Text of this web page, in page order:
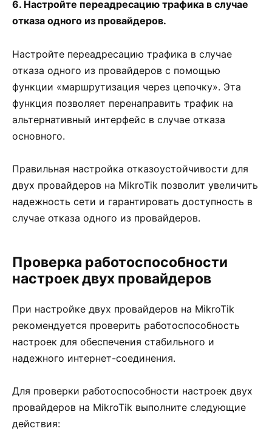
6. Настройте переадресацию трафика в случае
отказа одного из провайдеров.
Настройте переадресацию трафика в случае
отказа одного из провайдеров с помощью
функции «маршрутизация через цепочку». Эта
функция позволяет перенаправить трафик на
альтернативный интерфейс в случае отказа
основного.
Правильная настройка отказоустойчивости для
двух провайдеров на MikroTik позволит увеличить
надежность сети и гарантировать доступность в
случае отказа одного из провайдеров.
Проверка работоспособности
настроек двух провайдеров
При настройке двух провайдеров на MikroTik
рекомендуется проверить работоспособность
настроек для обеспечения стабильного и
надежного интернет-соединения.
Для проверки работоспособности настроек двух
провайдеров на MikroTik выполните следующие
действия: